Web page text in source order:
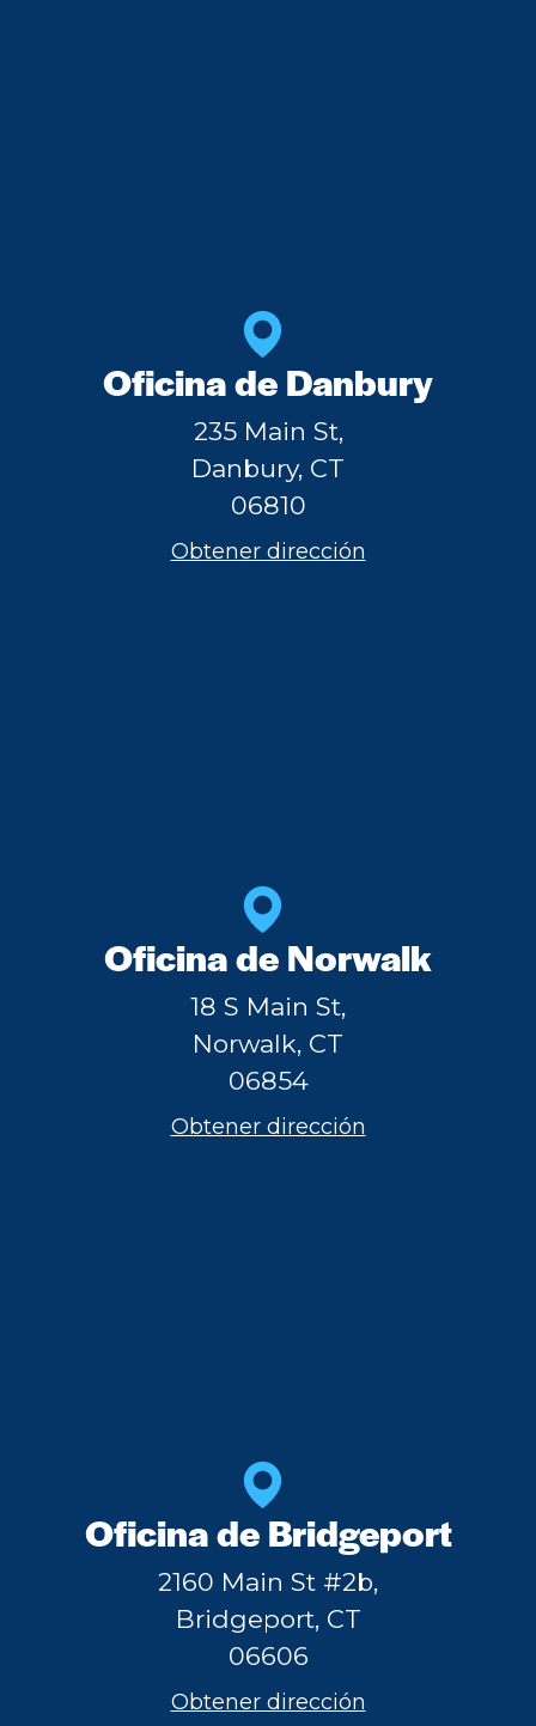
Oficina de Danbury
235 Main St,
Danbury, CT
06810
Obtener dirección
Oficina de Norwalk
18 S Main St,
Norwalk, CT
06854
Obtener dirección
Oficina de Bridgeport
2160 Main St #2b,
Bridgeport, CT
06606
Obtener dirección